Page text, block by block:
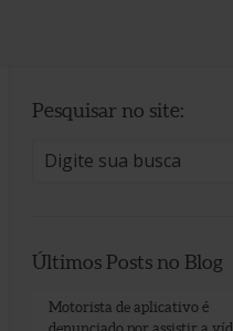
Pesquisar no site:
Últimos Posts no Blog
Motorista de aplicativo é